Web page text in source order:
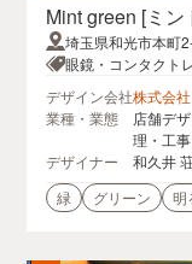
Mint green [ミ
埼玉県和光市本町
眼鏡・コンタクト
デザイン会社株式会
業種・業態
店舗デ
理・工事
デザイナー
和久井
緑
グリーン 明